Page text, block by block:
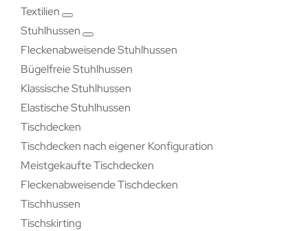
Textilien
Stuhlhussen
Fleckenabweisende Stuhlhussen
Bügelfreie Stuhlhussen
Klassische Stuhlhussen
Elastische Stuhlhussen
Tischdecken
Tischdecken nach eigener Konfiguration
Meistgekaufte Tischdecken
Fleckenabweisende Tischdecken
Tischhussen
Tischskirting